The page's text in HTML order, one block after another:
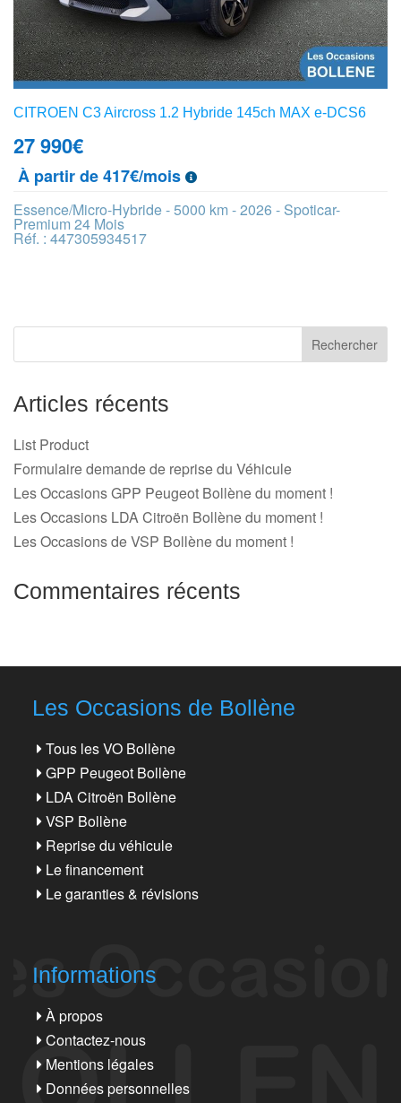
CITROEN C3 Aircross 1.2 Hybride 145ch MAX e-DCS6
27 990€
À partir de 417€/mois
Essence/Micro-Hybride - 5000 km - 2026 - Spoticar-
Premium 24 Mois
Réf. : 447305934517
Articles récents
List Product
Formulaire demande de reprise du Véhicule
Les Occasions GPP Peugeot Bollène du moment !
Les Occasions LDA Citroën Bollène du moment !
Les Occasions de VSP Bollène du moment !
Commentaires récents
Les Occasions de Bollène
Tous les VO Bollène
GPP Peugeot Bollène
LDA Citroën Bollène
VSP Bollène
Reprise du véhicule
Le financement
Le garanties & révisions
Informations
À propos
Contactez-nous
Mentions légales
Données personnelles